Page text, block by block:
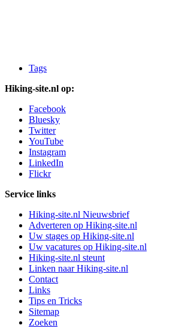
Tags
Hiking-site.nl op:
Facebook
Bluesky
Twitter
YouTube
Instagram
LinkedIn
Flickr
Service links
Hiking-site.nl Nieuwsbrief
Adverteren op Hiking-site.nl
Uw stages op Hiking-site.nl
Uw vacatures op Hiking-site.nl
Hiking-site.nl steunt
Linken naar Hiking-site.nl
Contact
Links
Tips en Tricks
Sitemap
Zoeken